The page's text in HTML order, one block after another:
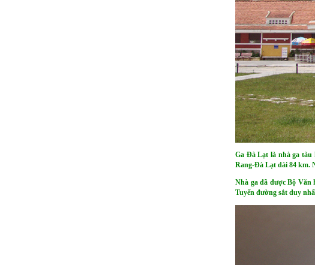
Ga Đà Lạt là nhà ga tàu
Rang-Đà Lạt dài 84 km.
Nhà ga đã được Bộ Văn
Tuyến đường sắt duy